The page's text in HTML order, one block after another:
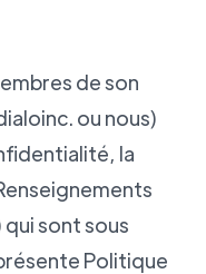
de son
ou nous)
la
sont sous
Politique